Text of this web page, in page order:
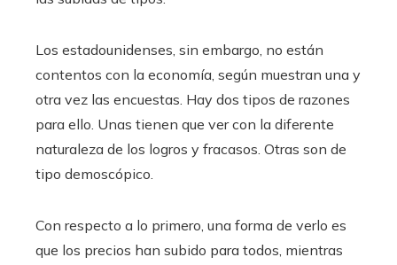
Los estadounidenses, sin embargo, no están
contentos con la economía, según muestran una y
otra vez las encuestas. Hay dos tipos de razones
para ello. Unas tienen que ver con la diferente
naturaleza de los logros y fracasos. Otras son de
tipo demoscópico.
Con respecto a lo primero, una forma de verlo es
que los precios han subido para todos, mientras